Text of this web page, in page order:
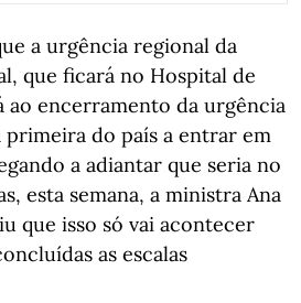
a urgência regional da
que ficará no Hospital de
ao encerramento da urgência
primeira do país a entrar em
a adiantar que seria no
esta semana, a ministra Ana
que isso só vai acontecer
as escalas